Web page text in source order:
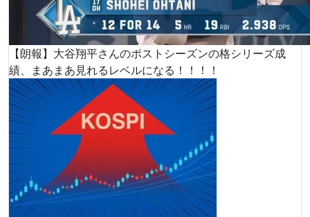
【朗報】大谷翔平さんのポストシーズンの格シリーズ成
績、まあまあ見れるレベルになる！！！！